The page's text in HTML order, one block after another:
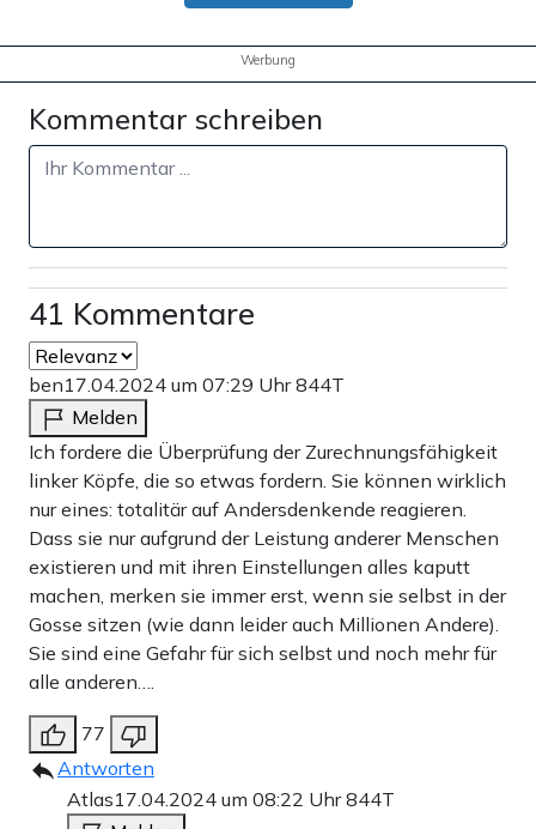
Werbung
Kommentar schreiben
41 Kommentare
ben17.04.2024 um 07:29 Uhr844T
Melden
Ich fordere die Überprüfung der Zurechnungsfähigkeit
linker Köpfe, die so etwas fordern. Sie können wirklich
nur eines: totalitär auf Andersdenkende reagieren.
Dass sie nur aufgrund der Leistung anderer Menschen
existieren und mit ihren Einstellungen alles kaputt
machen, merken sie immer erst, wenn sie selbst in der
Gosse sitzen (wie dann leider auch Millionen Andere).
Sie sind eine Gefahr für sich selbst und noch mehr für
alle anderen….
77
Antworten
Atlas17.04.2024 um 08:22 Uhr844T